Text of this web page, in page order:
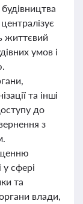
життєвий
умов і
та інші
до
з
сфері
та
влади,